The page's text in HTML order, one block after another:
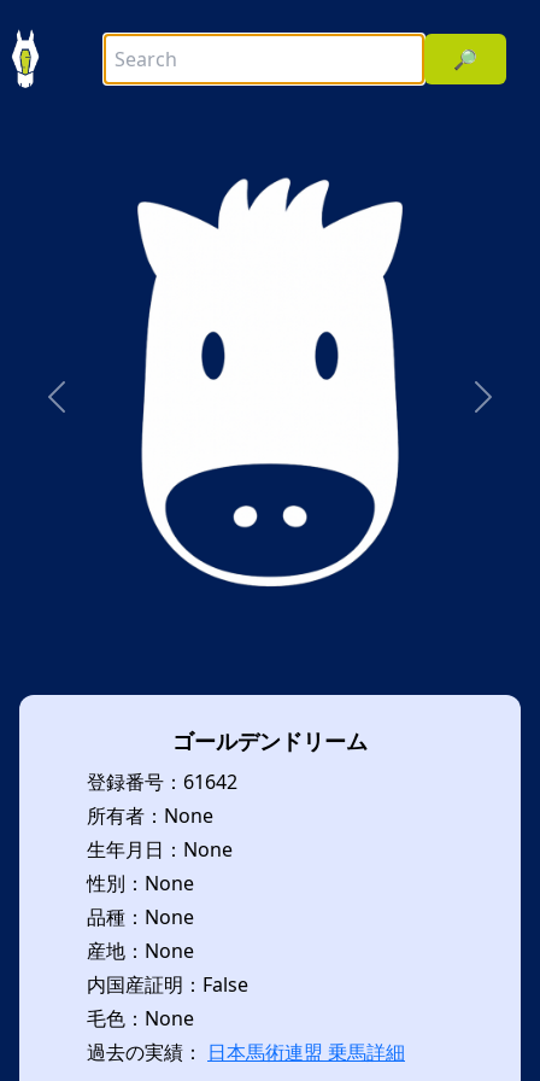
🔎
前へ 次へ
ゴールデンドリーム
登録番号：61642
所有者：None
生年月日：None
性別：None
品種：None
産地：None
内国産証明：False
毛色：None
過去の実績： 日本馬術連盟 乗馬詳細